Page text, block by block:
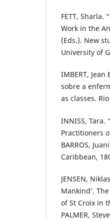
FETT, Sharla.
Work in the
(Eds.). New
University of
IMBERT,
sobre a
as classes.
INNISS, Tara.
Practitioners
BARROS,
Caribbean,
JENSEN,
Mankind’.
of St Croix in
PALMER,